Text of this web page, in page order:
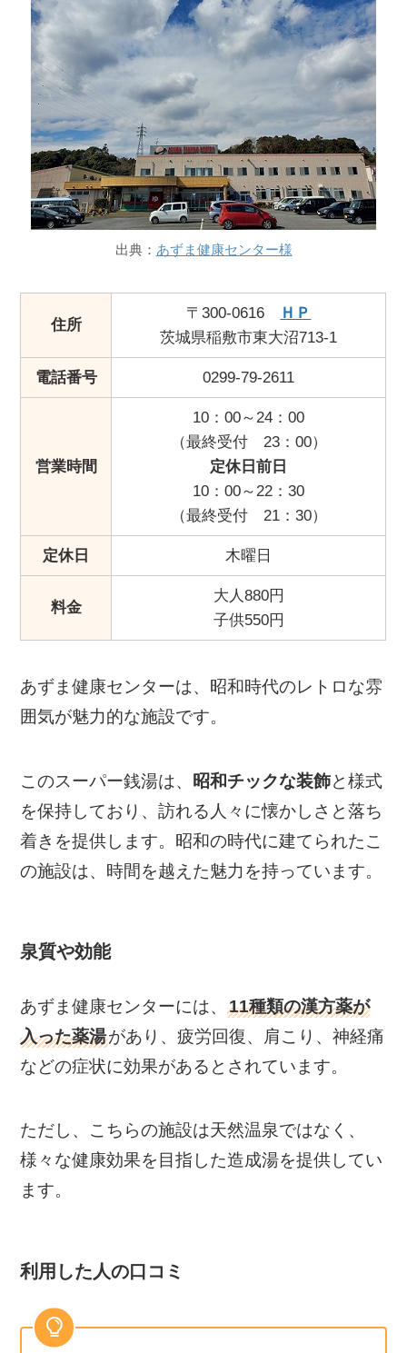
出典： あずま健康センター様
住所
〒300-0616
ＨＰ
茨城県稲敷市東大沼713-1
電話番号 0299-79-2611
営業時間
10：00～24：00
（最終受付 23：00）
定休日前日
10：00～22：30
（最終受付 21：30）
定休日 木曜日
料金
大人880円
子供550円
あずま健康センターは、昭和時代のレトロな雰
囲気が魅力的な施設です。
このスーパー銭湯は、 昭和チックな装飾と様式
を保持しており、訪れる人々に懐かしさと落ち
着きを提供します。昭和の時代に建てられたこ
の施設は、時間を越えた魅力を持っています。
泉質や効能
あずま健康センターには、11種類の漢方薬が
入った薬湯があり、疲労回復、肩こり、神経痛
などの症状に効果があるとされています。
ただし、こちらの施設は天然温泉ではなく、
様々な健康効果を目指した造成湯を提供してい
ます​​。
利用した人の口コミ